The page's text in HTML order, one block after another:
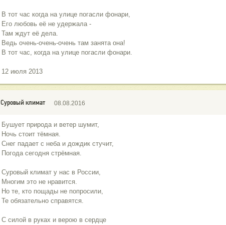
В тот час когда на улице погасли фонари,
Его любовь её не удержала -
Там ждут её дела.
Ведь очень-очень-очень там занята она!
В тот час, когда на улице погасли фонари.
12 июля 2013
Суровый климат 08.08.2016
Бушует природа и ветер шумит,
Ночь стоит тёмная.
Снег падает с неба и дождик стучит,
Погода сегодня стрёмная.
Суровый климат у нас в России,
Многим это не нравится.
Но те, кто пощады не попросили,
Те обязательно справятся.
С силой в руках и верою в сердце